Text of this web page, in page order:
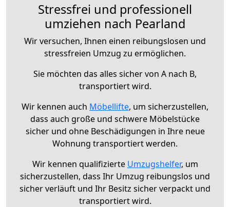
Stressfrei und professionell
umziehen nach Pearland
Wir versuchen, Ihnen einen reibungslosen und
stressfreien Umzug zu ermöglichen.
Sie möchten das alles sicher von A nach B,
transportiert wird.
Wir kennen auch Möbellifte, um sicherzustellen,
dass auch große und schwere Möbelstücke
sicher und ohne Beschädigungen in Ihre neue
Wohnung transportiert werden.
Wir kennen qualifizierte Umzugshelfer, um
sicherzustellen, dass Ihr Umzug reibungslos und
sicher verläuft und Ihr Besitz sicher verpackt und
transportiert wird.